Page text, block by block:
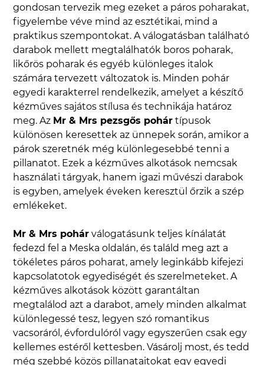
gondosan tervezik meg ezeket a páros poharakat,
figyelembe véve mind az esztétikai, mind a
praktikus szempontokat. A válogatásban található
darabok mellett megtalálhatók boros poharak,
likőrös poharak és egyéb különleges italok
számára tervezett változatok is. Minden pohár
egyedi karakterrel rendelkezik, amelyet a készítő
kézműves sajátos stílusa és technikája határoz
meg. Az Mr & Mrs pezsgős pohár típusok
különösen keresettek az ünnepek során, amikor a
párok szeretnék még különlegesebbé tenni a
pillanatot. Ezek a kézműves alkotások nemcsak
használati tárgyak, hanem igazi művészi darabok
is egyben, amelyek éveken keresztül őrzik a szép
emlékeket.
Mr & Mrs pohár válogatásunk teljes kínálatát
fedezd fel a Meska oldalán, és találd meg azt a
tökéletes páros poharat, amely leginkább kifejezi
kapcsolatotok egyediségét és szerelmeteket. A
kézműves alkotások között garantáltan
megtalálod azt a darabot, amely minden alkalmat
különlegessé tesz, legyen szó romantikus
vacsoráról, évfordulóról vagy egyszerűen csak egy
kellemes estéről kettesben. Vásárolj most, és tedd
még szebbé közös pillanataitokat egy egyedi